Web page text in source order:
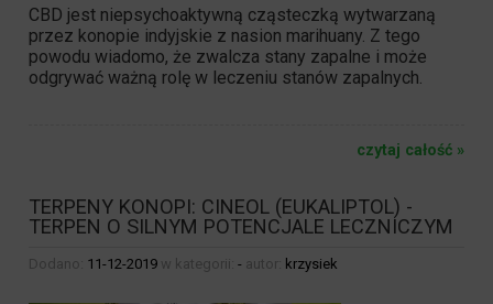
CBD jest niepsychoaktywną cząsteczką wytwarzaną
przez konopie indyjskie z nasion marihuany. Z tego
powodu wiadomo, że zwalcza stany zapalne i może
odgrywać ważną rolę w leczeniu stanów zapalnych.
czytaj całość »
TERPENY KONOPI: CINEOL (EUKALIPTOL) -
TERPEN O SILNYM POTENCJALE LECZNICZYM
Dodano: 11-12-2019 w kategorii: - autor: krzysiek